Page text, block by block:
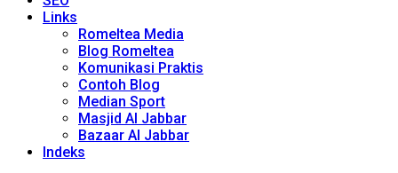
Links
Romeltea Media
Blog Romeltea
Komunikasi Praktis
Contoh Blog
Median Sport
Masjid Al Jabbar
Bazaar Al Jabbar
Indeks